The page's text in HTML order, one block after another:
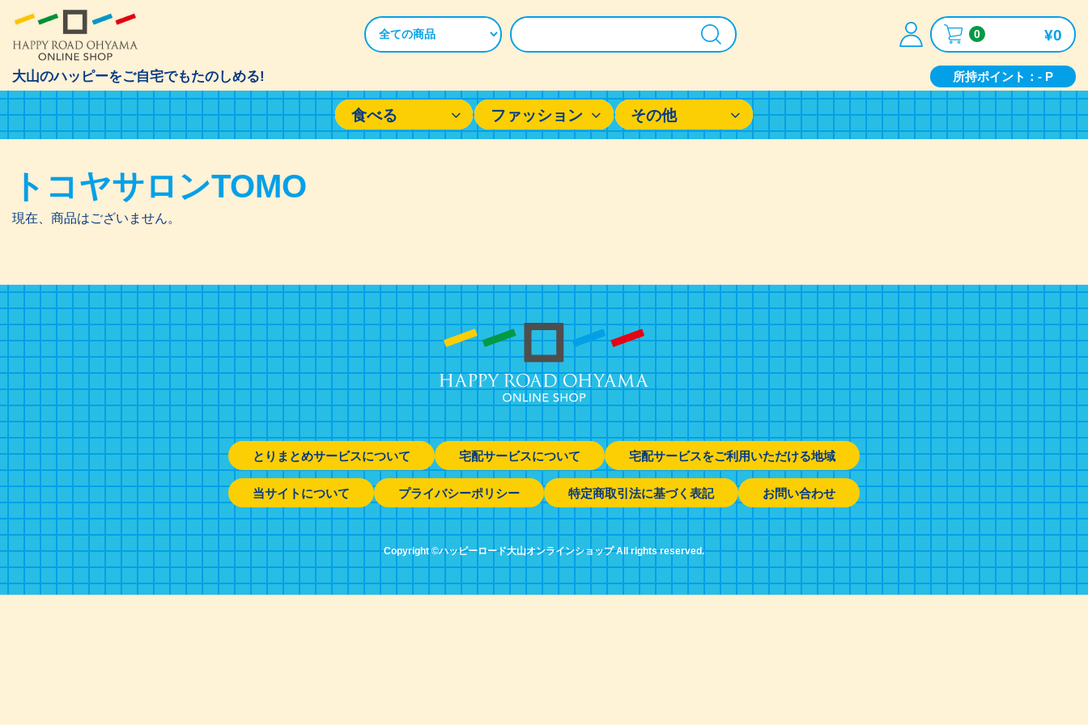
0 ¥0
大山のハッピーをご自宅でもたのしめる! 所持ポイント：- P
食べる ファッション その他
トコヤサロンTOMO
現在、商品はございません。
とりまとめサービスについて 宅配サービスについて 宅配サービスをご利用いただける地域
当サイトについて プライバシーポリシー 特定商取引法に基づく表記 お問い合わせ
Copyright ©ハッピーロード大山オンラインショップ All rights reserved.